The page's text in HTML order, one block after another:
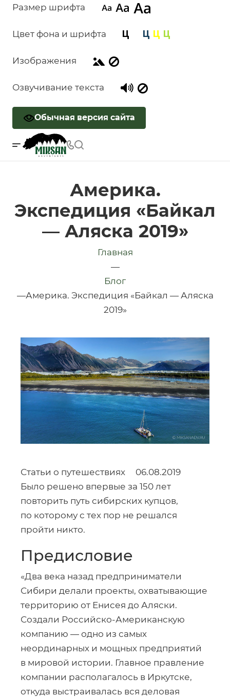
Размер шрифта
Цвет фона и шрифта
Изображения
Озвучивание текста
Обычная версия сайта
Америка.
Экспедиция «Байкал
— Аляска 2019»
Главная
—
Блог
—Америка. Экспедиция «Байкал — Аляска
2019»
Статьи о путешествиях
06.08.2019
Было решено впервые за 150 лет
повторить путь сибирских купцов,
по которому с тех пор не решался
пройти никто.
Предисловие
«Два века назад предприниматели
Сибири делали проекты, охватывающие
территорию от Енисея до Аляски.
Создали Российско-Американскую
компанию — одно из самых
неординарных и мощных предприятий
в мировой истории. Главное правление
компании располагалось в Иркутске,
откуда выстраивалась вся деловая